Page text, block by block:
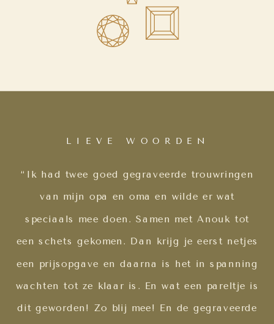
LIEVE WOORDEN
“Ik had twee goed gegraveerde trouwringen
van mijn opa en oma en wilde er wat
speciaals mee doen. Samen met Anouk tot
een schets gekomen. Dan krijg je eerst netjes
een prijsopgave en daarna is het in spanning
wachten tot ze klaar is. En wat een pareltje is
dit geworden! Zo blij mee! En de gegraveerde